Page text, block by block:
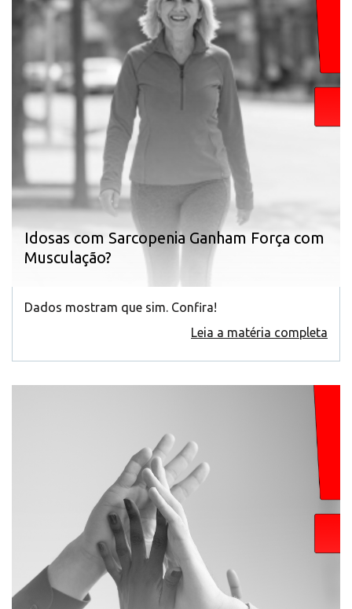
Idosas com Sarcopenia Ganham Força com
Musculação?
Dados mostram que sim. Confira!
Leia a matéria completa